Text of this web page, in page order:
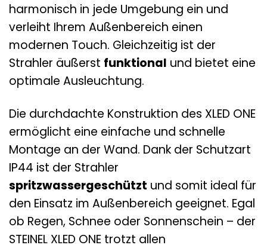
harmonisch in jede Umgebung ein und
verleiht Ihrem Außenbereich einen
modernen Touch. Gleichzeitig ist der
Strahler äußerst funktional und bietet eine
optimale Ausleuchtung.
Die durchdachte Konstruktion des XLED ONE
ermöglicht eine einfache und schnelle
Montage an der Wand. Dank der Schutzart
IP44 ist der Strahler
spritzwassergeschützt und somit ideal für
den Einsatz im Außenbereich geeignet. Egal
ob Regen, Schnee oder Sonnenschein – der
STEINEL XLED ONE trotzt allen